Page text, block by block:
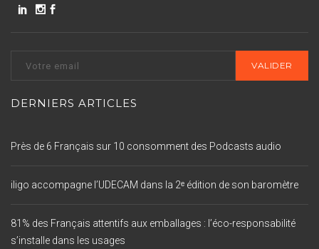
DERNIERS ARTICLES
Près de 6 Français sur 10 consomment des Podcasts audio
iligo accompagne l’UDECAM dans la 2ᵉ édition de son baromètre
81% des Français attentifs aux emballages : l’éco-responsabilité
s’installe dans les usages